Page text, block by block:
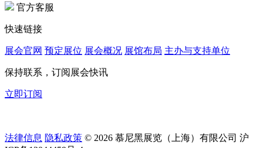
官方客服
快速链接
展会官网 预定展位 展会概况 展馆布局 主办与支持单位
保持联系，订阅展会快讯
立即订阅
法律信息 隐私政策 © 2026 慕尼黑展览（上海）有限公司 沪